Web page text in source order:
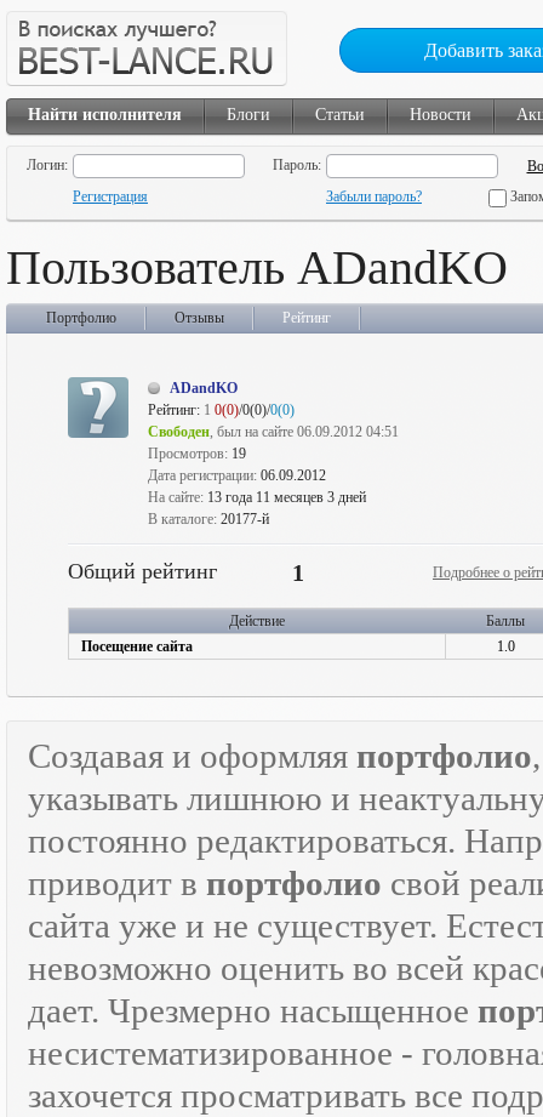
Добавить
Найти исполнителя Блоги Статьи Новости
Логин:
Пароль:
Регистрация
Забыли пароль?
Пользователь ADandKO
Портфолио Отзывы Рейтинг
ADandKO
Рейтинг: 1 0(0)/0(0)/0(0)
Свободен, был на сайте 06.09.2012 04:51
Просмотров: 19
Дата регистрации: 06.09.2012
На сайте: 13 года 11 месяцев 3 дней
В каталоге: 20177-й
Общий рейтинг 1 Подробнее о
Действие
Баллы
Посещение сайта
1.0
Создавая и оформляя портфолио
указывать лишнюю и
постоянно редактироваться.
приводит в портфолио свой
сайта уже и не существует.
невозможно оценить во всей
дает. Чрезмерно насыщенное
несистематизированное -
захочется просматривать все